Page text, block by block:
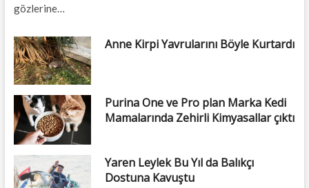
gözlerine…
Anne Kirpi Yavrularını Böyle Kurtardı
Purina One ve Pro plan Marka Kedi
Mamalarında Zehirli Kimyasallar çıktı
Yaren Leylek Bu Yıl da Balıkçı
Dostuna Kavuştu